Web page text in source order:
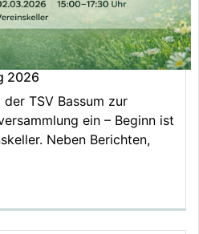
2026
TSV Bassum zur
ein – Beginn ist
Neben Berichten,